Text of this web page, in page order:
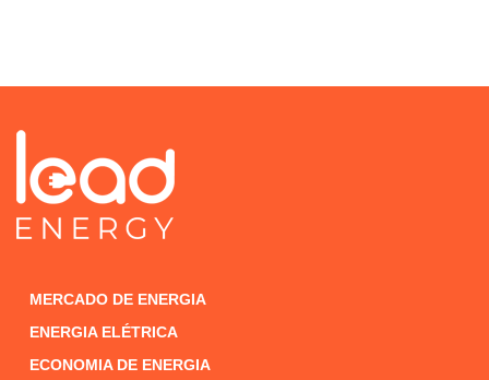
MERCADO DE ENERGIA
ENERGIA ELÉTRICA
ECONOMIA DE ENERGIA